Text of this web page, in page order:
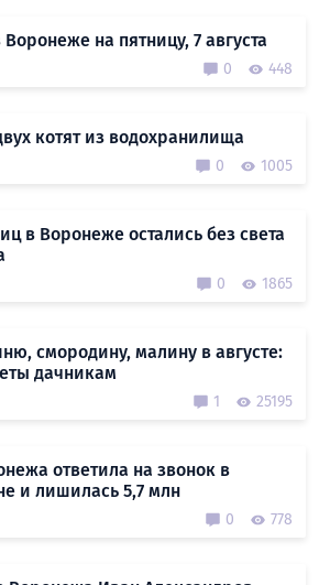
на пятницу, 7 августа
0 448
котят из водохранилища
0 1005
в Воронеже остались без света
0 1865
смородину, малину в августе:
дачникам
1 25195
ответила на звонок в
и лишилась 5,7 млн
0 778